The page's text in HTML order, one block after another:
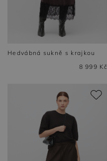
Hedvábná sukně s krajkou
8 999 Kč